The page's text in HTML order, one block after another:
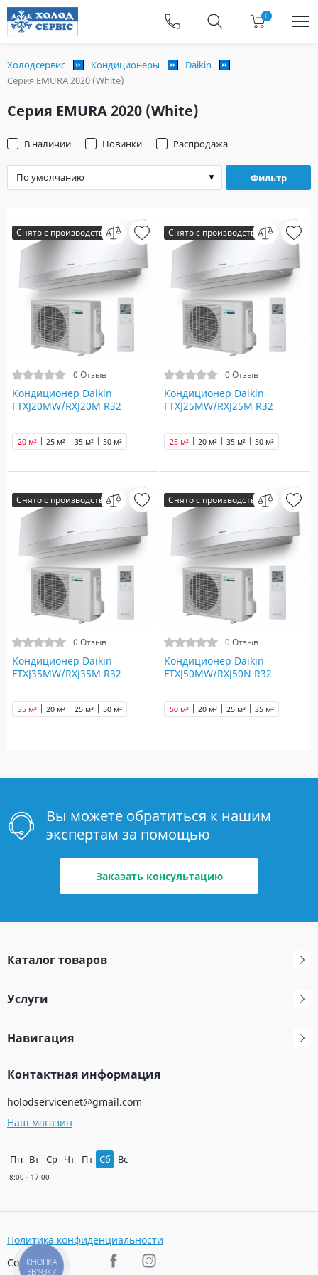
0
Холодсервис Кондиционеры
Daikin
Серия EMURA 2020 (White)
Серия EMURA 2020 (White)
Фильтр
В наличии Новинки Распродажа
Снято с производства
0 Отзыв
Кондиционер Daikin
FTXJ20MW/RXJ20M R32
20 м² 25 м² 35 м² 50 м²
Снято с производства
0 Отзыв
Кондиционер Daikin
FTXJ25MW/RXJ25M R32
20 м²
25 м² 35 м² 50 м²
Снято с производства
0 Отзыв
Кондиционер Daikin
FTXJ35MW/RXJ35M R32
20 м² 25 м²
35 м² 50 м²
Снято с производства
0 Отзыв
Кондиционер Daikin
FTXJ50MW/RXJ50N R32
20 м² 25 м² 35 м²
50 м²
Вы можете обратиться к нашим
экспертам за помощью
Заказать консультацию
Каталог товаров
Услуги
Навигация
Контактная информация
holodservicenet@gmail.com
Наш магазин
Пн Вт Ср Чт Пт Сб Вс
Политика конфиденциальности
Соц. сети
КНОПКА
ЗВ'ЯЗКУ